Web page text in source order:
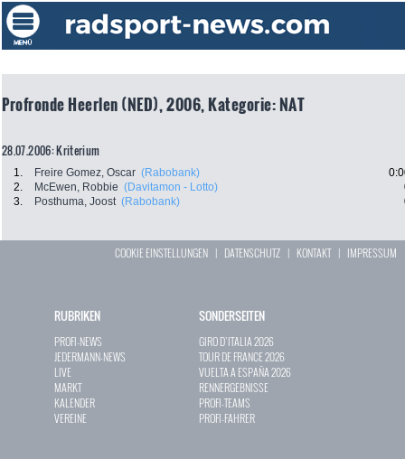
Profronde Heerlen (NED), 2006, Kategorie: NAT
28.07.2006: Kriterium
1. Freire Gomez, Oscar (Rabobank)
2.
McEwen, Robbie (Davitamon - Lotto)
3.
Posthuma, Joost (Rabobank)
COOKIE EINSTELLUNGEN | DATENSCHUTZ | KONTAKT| IMPRESSUM
RUBRIKEN
PROFI-NEWS
JEDERMANN-NEWS
LIVE
MARKT
KALENDER
VEREINE
SONDERSEITEN
GIRO D`ITALIA 2026
TOUR DE FRANCE 2026
VUELTA A ESPAÑA 2026
RENNERGEBNISSE
PROFI-TEAMS
PROFI-FAHRER